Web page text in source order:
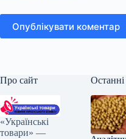
Опублікувати коментар
Про сайт
«Українські
товари» —